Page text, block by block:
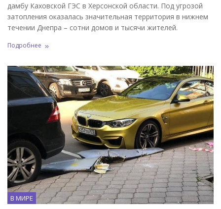
дамбу Каховской ГЭС в Херсонской области. Под угрозой
затопления оказалась значительная территория в нижнем
течении Днепра – сотни домов и тысячи жителей.
Подробнее
В МИРЕ